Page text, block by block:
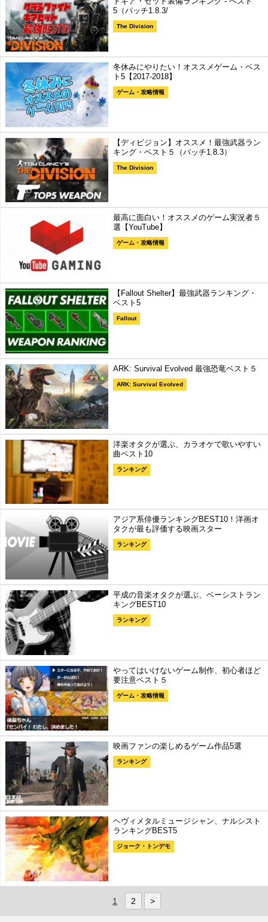
5（パッチ1.8.3/
The Division
冬休みにやりたい！オススメゲーム・ベス
ト5【2017-2018】
ゲーム・攻略情報
【ディビジョン】オススメ！最強武器ラン
キング・ベスト５（パッチ1.8.3）
The Division
最高に面白い！オススメのゲーム実況者５
選【YouTube】
ゲーム・攻略情報
【Fallout Shelter】最強武器ランキング・
ベスト5
Fallout
ARK: Survival Evolved 最強恐竜ベスト５
ARK: Survival Evolved
洋楽オタクが選ぶ、カラオケで歌いやすい
曲ベスト10
ランキング
アジア系俳優ランキングBEST10！洋画オ
タクが最も評価する映画スター
ランキング
平成の音楽オタクが選ぶ、ベーシストラン
キングBEST10
ランキング
やってはいけないゲーム制作、初心者ほど
要注意ベスト５
ゲーム・攻略情報
映画ファンの楽しめるゲーム作品5選
ランキング
ヘヴィメタルミュージシャン、ナルシスト
ランキングBEST5
ジョーク・トンデモ
1 2 >